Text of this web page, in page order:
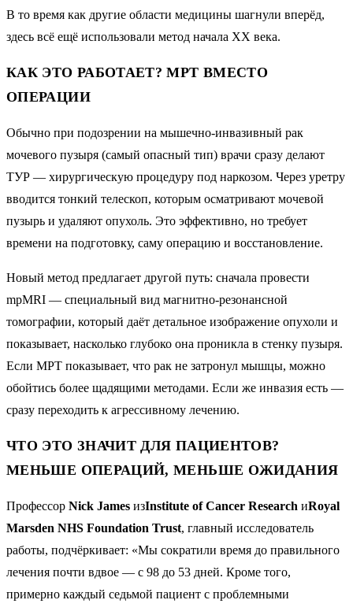
В то время как другие области медицины шагнули вперёд,
здесь всё ещё использовали метод начала XX века.
КАК ЭТО РАБОТАЕТ? МРТ ВМЕСТО
ОПЕРАЦИИ
Обычно при подозрении на мышечно-инвазивный рак
мочевого пузыря (самый опасный тип) врачи сразу делают
ТУР — хирургическую процедуру под наркозом. Через уретру
вводится тонкий телескоп, которым осматривают мочевой
пузырь и удаляют опухоль. Это эффективно, но требует
времени на подготовку, саму операцию и восстановление.
Новый метод предлагает другой путь: сначала провести
mpMRI — специальный вид магнитно-резонансной
томографии, который даёт детальное изображение опухоли и
показывает, насколько глубоко она проникла в стенку пузыря.
Если МРТ показывает, что рак не затронул мышцы, можно
обойтись более щадящими методами. Если же инвазия есть —
сразу переходить к агрессивному лечению.
ЧТО ЭТО ЗНАЧИТ ДЛЯ ПАЦИЕНТОВ?
МЕНЬШЕ ОПЕРАЦИЙ, МЕНЬШЕ ОЖИДАНИЯ
Профессор Nick James изInstitute of Cancer Research иRoyal
Marsden NHS Foundation Trust, главный исследователь
работы, подчёркивает: «Мы сократили время до правильного
лечения почти вдвое — с 98 до 53 дней. Кроме того,
примерно каждый седьмой пациент с проблемными